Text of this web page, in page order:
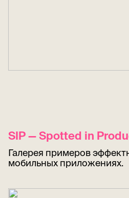
SIP — Spotted in
Галерея примеров
мобильных приложениях.